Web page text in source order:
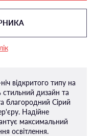
відкритого типу на
дизайн та
благородний Сірий
Надійне
максимальний
освітлення.